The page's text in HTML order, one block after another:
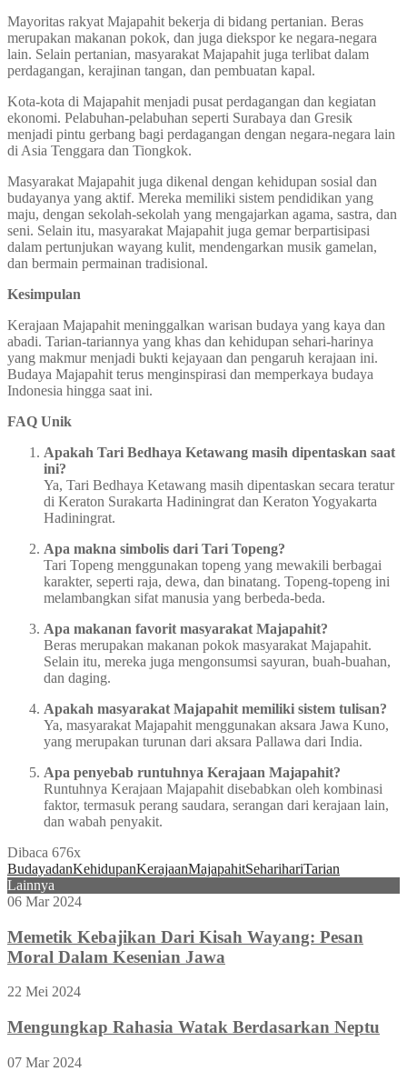
Mayoritas rakyat Majapahit bekerja di bidang pertanian. Beras
merupakan makanan pokok, dan juga diekspor ke negara-negara
lain. Selain pertanian, masyarakat Majapahit juga terlibat dalam
perdagangan, kerajinan tangan, dan pembuatan kapal.
Kota-kota di Majapahit menjadi pusat perdagangan dan kegiatan
ekonomi. Pelabuhan-pelabuhan seperti Surabaya dan Gresik
menjadi pintu gerbang bagi perdagangan dengan negara-negara lain
di Asia Tenggara dan Tiongkok.
Masyarakat Majapahit juga dikenal dengan kehidupan sosial dan
budayanya yang aktif. Mereka memiliki sistem pendidikan yang
maju, dengan sekolah-sekolah yang mengajarkan agama, sastra, dan
seni. Selain itu, masyarakat Majapahit juga gemar berpartisipasi
dalam pertunjukan wayang kulit, mendengarkan musik gamelan,
dan bermain permainan tradisional.
Kesimpulan
Kerajaan Majapahit meninggalkan warisan budaya yang kaya dan
abadi. Tarian-tariannya yang khas dan kehidupan sehari-harinya
yang makmur menjadi bukti kejayaan dan pengaruh kerajaan ini.
Budaya Majapahit terus menginspirasi dan memperkaya budaya
Indonesia hingga saat ini.
FAQ Unik
Apakah Tari Bedhaya Ketawang masih dipentaskan saat
ini?
Ya, Tari Bedhaya Ketawang masih dipentaskan secara teratur
di Keraton Surakarta Hadiningrat dan Keraton Yogyakarta
Hadiningrat.
Apa makna simbolis dari Tari Topeng?
Tari Topeng menggunakan topeng yang mewakili berbagai
karakter, seperti raja, dewa, dan binatang. Topeng-topeng ini
melambangkan sifat manusia yang berbeda-beda.
Apa makanan favorit masyarakat Majapahit?
Beras merupakan makanan pokok masyarakat Majapahit.
Selain itu, mereka juga mengonsumsi sayuran, buah-buahan,
dan daging.
Apakah masyarakat Majapahit memiliki sistem tulisan?
Ya, masyarakat Majapahit menggunakan aksara Jawa Kuno,
yang merupakan turunan dari aksara Pallawa dari India.
Apa penyebab runtuhnya Kerajaan Majapahit?
Runtuhnya Kerajaan Majapahit disebabkan oleh kombinasi
faktor, termasuk perang saudara, serangan dari kerajaan lain,
dan wabah penyakit.
Dibaca 676x
BudayadanKehidupanKerajaanMajapahitSeharihariTarian
Lainnya
06 Mar 2024
Memetik Kebajikan Dari Kisah Wayang: Pesan
Moral Dalam Kesenian Jawa
22 Mei 2024
Mengungkap Rahasia Watak Berdasarkan Neptu
07 Mar 2024